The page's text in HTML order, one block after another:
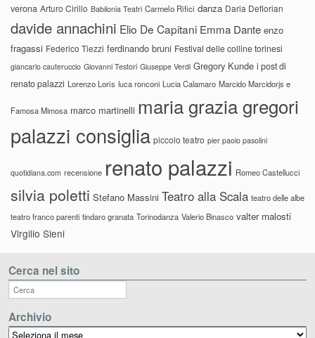
verona Arturo Cirillo Babilonia Teatri Carmelo Rifici danza Daria Deflorian
davide annachini Elio De Capitani Emma Dante enzo
fragassi Federico Tiezzi ferdinando bruni Festival delle colline torinesi
giancarlo cauteruccio Giovanni Testori Giuseppe Verdi Gregory Kunde i post di
renato palazzi Lorenzo Loris luca ronconi Lucia Calamaro Marcido Marcidorjs e
Famosa Mimosa marco martinelli maria grazia gregori
palazzi consiglia piccolo teatro pier paolo pasolini
quotidiana.com recensione renato palazzi Romeo Castellucci
silvia poletti Stefano Massini Teatro alla Scala teatro delle albe
teatro franco parenti tindaro granata Torinodanza Valerio Binasco valter malosti
Virgilio Sieni
Cerca nel sito
Archivio
Archivio